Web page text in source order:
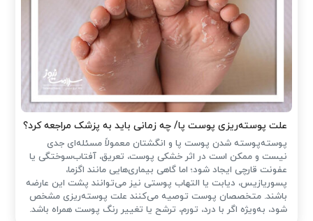
علت پوسته‌ریزی پوست پا/ چه زمانی باید به پزشک مراجعه کرد؟
پوسته‌پوسته شدن پوست پا و انگشتان معمولاً مسئله‌ای جدی
نیست و ممکن است در اثر خشکی پوست، تعریق، آفتاب‌سوختگی یا
عفونت قارچی ایجاد شود؛ اما گاهی بیماری‌هایی مانند اگزما،
پسوریازیس، دیابت یا التهاب پوستی نیز می‌توانند پشت این عارضه
باشند. متخصصان پوست توصیه می‌کنند علت پوسته‌ریزی مشخص
شود، به‌ویژه اگر با درد، تورم، ترشح یا تغییر رنگ پوست همراه باشد.